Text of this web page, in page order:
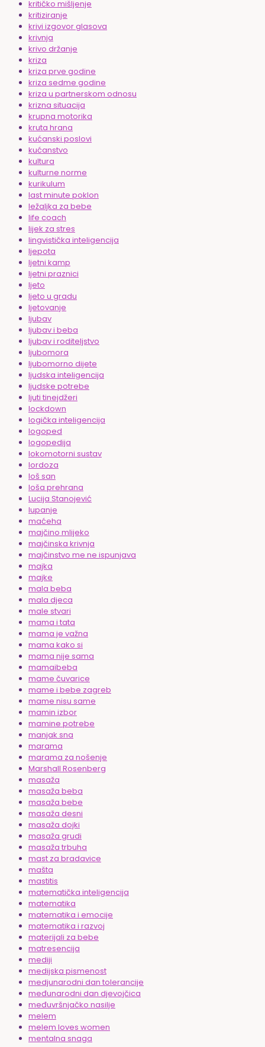
kritičko mišljenje
kritiziranje
krivi izgovor glasova
krivnja
krivo držanje
kriza
kriza prve godine
kriza sedme godine
kriza u partnerskom odnosu
krizna situacija
krupna motorika
kruta hrana
kućanski poslovi
kućanstvo
kultura
kulturne norme
kurikulum
last minute poklon
ležaljka za bebe
life coach
lijek za stres
lingvistička inteligencija
ljepota
ljetni kamp
ljetni praznici
ljeto
ljeto u gradu
ljetovanje
ljubav
ljubav i beba
ljubav i roditeljstvo
ljubomora
ljubomorno dijete
ljudska inteligencija
ljudske potrebe
ljuti tinejdžeri
lockdown
logička inteligencija
logoped
logopedija
lokomotorni sustav
lordoza
loš san
loša prehrana
Lucija Stanojević
lupanje
maćeha
majčino mlijeko
majčinska krivnja
majčinstvo me ne ispunjava
majka
majke
mala beba
mala djeca
male stvari
mama i tata
mama je važna
mama kako si
mama nije sama
mamaibeba
mame čuvarice
mame i bebe zagreb
mame nisu same
mamin izbor
mamine potrebe
manjak sna
marama
marama za nošenje
Marshall Rosenberg
masaža
masaža beba
masaža bebe
masaža desni
masaža dojki
masaža grudi
masaža trbuha
mast za bradavice
mašta
mastitis
matematička inteligencija
matematika
matematika i emocije
matematika i razvoj
materijali za bebe
matresencija
mediji
medijska pismenost
medjunarodni dan tolerancije
međunarodni dan djevojčica
međuvršnjačko nasilje
melem
melem loves women
mentalna snaga